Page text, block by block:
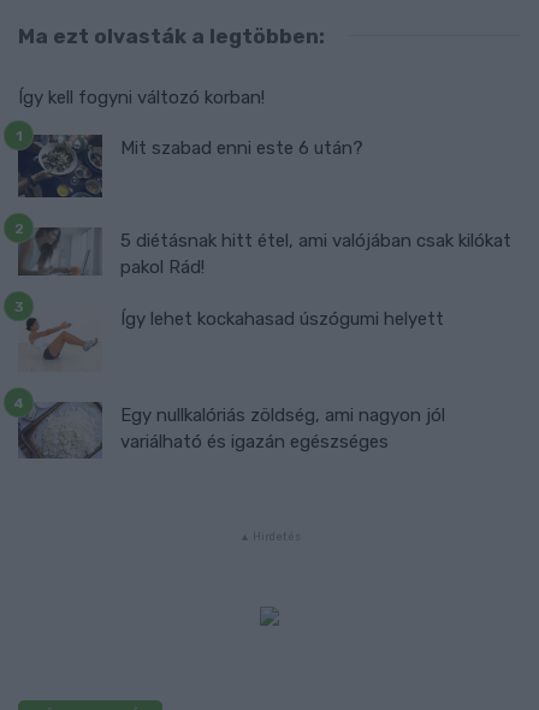
Ma ezt olvasták a legtöbben:
Így kell fogyni változó korban!
Mit szabad enni este 6 után?
5 diétásnak hitt étel, ami valójában csak kilókat
pakol Rád!
Így lehet kockahasad úszógumi helyett
Egy nullkalóriás zöldség, ami nagyon jól
variálható és igazán egészséges